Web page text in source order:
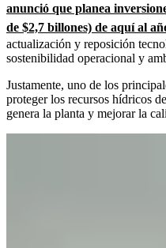
anunció que planea
de $2,7 billones) de aquí al
actualización y reposición
sostenibilidad operacional y
Justamente, uno de los
proteger los recursos hídricos
genera la planta y mejorar la